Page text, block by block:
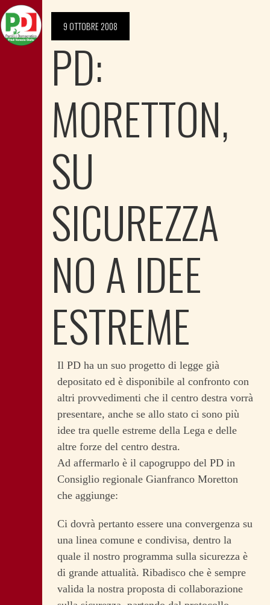
9 OTTOBRE 2008
PD:
MORETTON,
SU
SICUREZZA
NO A IDEE
ESTREME
Il PD ha un suo progetto di legge già
depositato ed è disponibile al confronto con
altri provvedimenti che il centro destra vorrà
presentare, anche se allo stato ci sono più
idee tra quelle estreme della Lega e delle
altre forze del centro destra.
Ad affermarlo è il capogruppo del PD in
Consiglio regionale Gianfranco Moretton
che aggiunge:
Ci dovrà pertanto essere una convergenza su
una linea comune e condivisa, dentro la
quale il nostro programma sulla sicurezza è
di grande attualità. Ribadisco che è sempre
valida la nostra proposta di collaborazione